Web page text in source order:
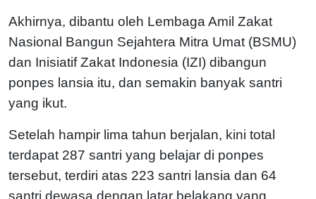
Akhirnya, dibantu oleh Lembaga Amil Zakat
Nasional Bangun Sejahtera Mitra Umat (BSMU)
dan Inisiatif Zakat Indonesia (IZI) dibangun
ponpes lansia itu, dan semakin banyak santri
yang ikut.
Setelah hampir lima tahun berjalan, kini total
terdapat 287 santri yang belajar di ponpes
tersebut, terdiri atas 223 santri lansia dan 64
santri dewasa dengan latar belakang yang